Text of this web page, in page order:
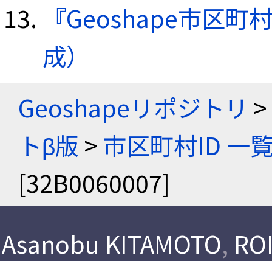
『Geoshape市区町
成）
Geoshapeリポジトリ >
トβ版 > 市区町村ID 一
[32B0060007]
Asanobu KITAMOTO,